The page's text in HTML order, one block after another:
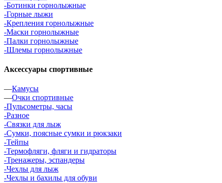
-Ботинки горнолыжные
-Горные лыжи
-Крепления горнолыжные
-Маски горнолыжные
-Палки горнолыжные
-Шлемы горнолыжные
Аксессуары спортивные
—Камусы
—Очки спортивные
-Пульсометры, часы
-Разное
-Связки для лыж
-Сумки, поясные сумки и рюкзаки
-Тейпы
-Термофляги, фляги и гидраторы
-Тренажеры, эспандеры
-Чехлы для лыж
-Чехлы и бахилы для обуви